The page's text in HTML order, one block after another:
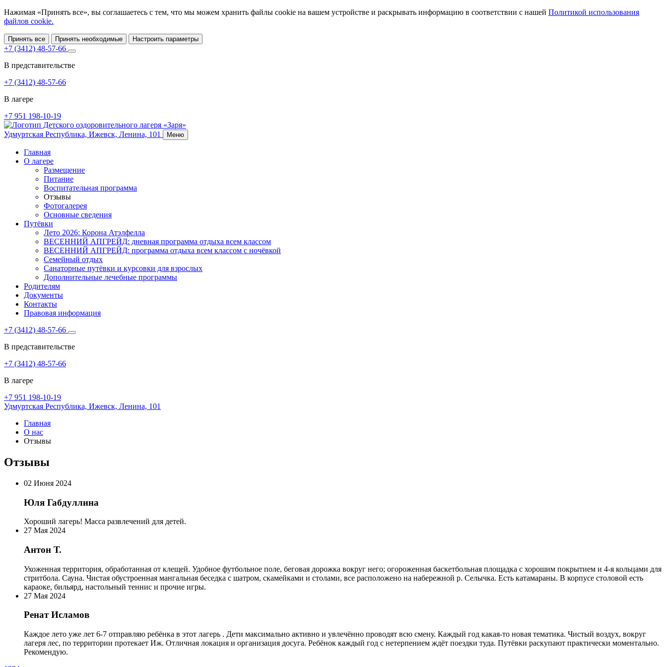
Нажимая «Принять все», вы соглашаетесь с тем, что мы можем хранить файлы cookie на вашем устройстве и раскрывать информацию в соответствии с нашей Политикой использования
файлов cookie.
Принять все Принять необходимые Настроить параметры
+7 (3412) 48-57-66
В представительстве
+7 (3412) 48-57-66
В лагере
+7 951 198-10-19
Удмуртская Республика, Ижевск, Ленина, 101 Меню
Главная
О лагере
Размещение
Питание
Воспитательная программа
Отзывы
Фотогалерея
Основные сведения
Путёвки
Лето 2026: Корона Атэлфелла
ВЕСЕННИЙ АПГРЕЙД: дневная программа отдыха всем классом
ВЕСЕННИЙ АПГРЕЙД: программа отдыха всем классом с ночёвкой
Семейный отдых
Санаторные путёвки и курсовки для взрослых
Дополнительные лечебные программы
Родителям
Документы
Контакты
Правовая информация
+7 (3412) 48-57-66
В представительстве
+7 (3412) 48-57-66
В лагере
+7 951 198-10-19
Удмуртская Республика, Ижевск, Ленина, 101
Главная
О нас
Отзывы
Отзывы
02 Июня 2024
Юля Габдуллина
Хороший лагерь! Масса развлечений для детей.
27 Мая 2024
Антон Т.
Ухоженная территория, обработанная от клещей. Удобное футбольное поле, беговая дорожка вокруг него; огороженная баскетбольная площадка с хорошим покрытием и 4-я кольцами для
стритбола. Сауна. Чистая обустроенная мангальная беседка с шатром, скамейками и столами, все расположено на набережной р. Селычка. Есть катамараны. В корпусе столовой есть
караоке, бильярд, настольный теннис и прочие игры.
27 Мая 2024
Ренат Исламов
Каждое лето уже лет 6-7 отправляю ребёнка в этот лагерь . Дети максимально активно и увлечённо проводят всю смену. Каждый год какая-то новая тематика. Чистый воздух, вокруг
лагеря лес, по территории протекает Иж. Отличная локация и организация досуга. Ребёнок каждый год с нетерпением ждёт поездки туда. Путёвки раскупают практически моментально.
Рекомендую.